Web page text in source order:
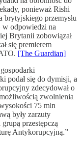
ponieważ Rishi
brytyjskiego przemysłu
w odpowiedzi na
Brytanii zobowiązał
się premierem
[The Guardian]
podał się do dymisji, a
zdecydował o
zwolnienia
75 mln
były zarzuty
przestępczą
Antykorupcyjną.”